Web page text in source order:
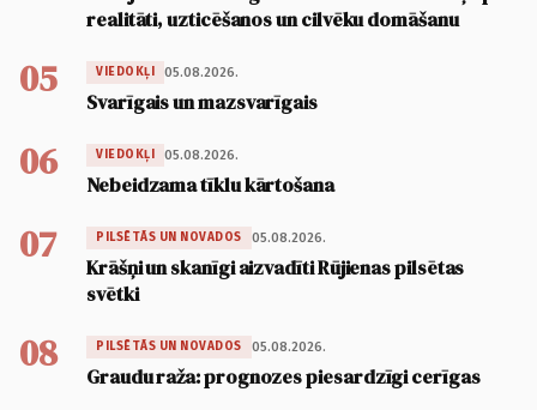
realitāti, uzticēšanos un cilvēku domāšanu
05 VIEDOKĻI 05.08.2026.
Svarīgais un mazsvarīgais
06 VIEDOKĻI 05.08.2026.
Nebeidzama tīklu kārtošana
07 PILSĒTĀS UN NOVADOS 05.08.2026.
Krāšņi un skanīgi aizvadīti Rūjienas pilsētas
svētki
08 PILSĒTĀS UN NOVADOS 05.08.2026.
Graudu raža: prognozes piesardzīgi cerīgas